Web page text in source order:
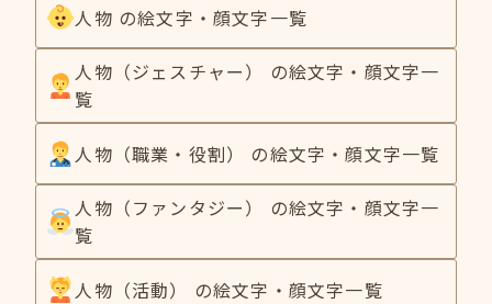
人物 の絵文字・顔文字一覧
人物（ジェスチャー） の絵文字・顔文字一
覧
人物（職業・役割） の絵文字・顔文字一覧
人物（ファンタジー） の絵文字・顔文字一
覧
人物（活動） の絵文字・顔文字一覧